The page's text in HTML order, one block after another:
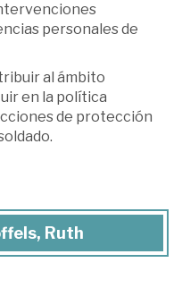
personales de
al ámbito
en la política
de protección
Ruth